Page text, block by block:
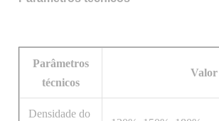
Parâmetros
técnicos
Valor
Densidade do